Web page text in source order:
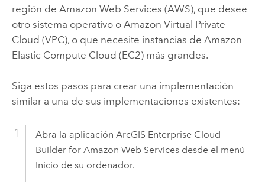
región de Amazon Web Services (AWS), que desee
otro sistema operativo o Amazon Virtual Private
Cloud (VPC), o que necesite instancias de Amazon
Elastic Compute Cloud (EC2)más grandes.
Siga estos pasos para crear una implementación
similar a una de sus implementaciones existentes:
Abra la aplicación ArcGIS Enterprise Cloud
Builder for Amazon Web Servicesdesde el menú
Inicio de su ordenador.